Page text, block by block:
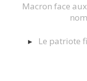
Macron face
Le patriote